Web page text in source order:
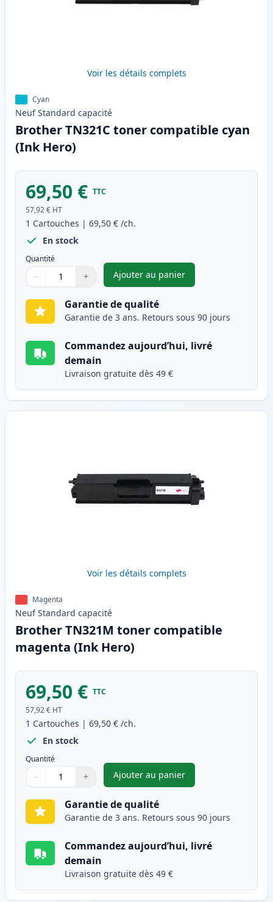
Voir les détails complets
Cyan
Neuf Standard capacité
Brother TN321C toner compatible cyan
(Ink Hero)
69,50 € TTC
57,92 € HT
1 Cartouches | 69,50 € /ch.
En stock
Quantité
Quantité
Utilisez les boutons pour ajuster
− +
Quantité
Ajouter au panier
,Brother TN321C toner
Garantie de qualité
Garantie de 3 ans. Retours sous 90 jours
Commandez aujourd’hui, livré
demain
Livraison gratuite dès 49 €
Voir les détails complets
Magenta
Neuf Standard capacité
Brother TN321M toner compatible
magenta (Ink Hero)
69,50 € TTC
57,92 € HT
1 Cartouches | 69,50 € /ch.
En stock
Quantité
Quantité
Utilisez les boutons pour ajuster
− +
Quantité
Ajouter au panier
,Brother TN321M toner
Garantie de qualité
Garantie de 3 ans. Retours sous 90 jours
Commandez aujourd’hui, livré
demain
Livraison gratuite dès 49 €